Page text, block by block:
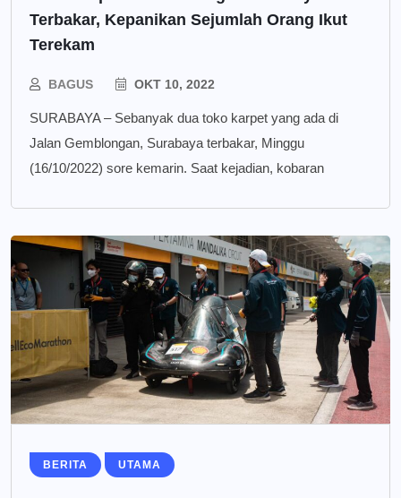
Terbakar, Kepanikan Sejumlah Orang Ikut
Terekam
BAGUS OKT 10, 2022
SURABAYA – Sebanyak dua toko karpet yang ada di
Jalan Gemblongan, Surabaya terbakar, Minggu
(16/10/2022) sore kemarin. Saat kejadian, kobaran
BERITA UTAMA